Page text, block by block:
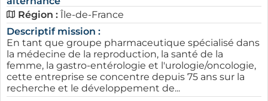
Région : Île-de-France
Descriptif mission :
En tant que groupe pharmaceutique spécialisé dans
la médecine de la reproduction, la santé de la
femme, la gastro-entérologie et l'urologie/oncologie,
cette entreprise se concentre depuis 75 ans sur la
recherche et le développement de...